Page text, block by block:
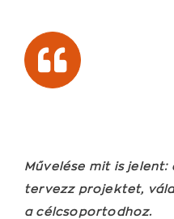
Művelése mit is
tervezz projektet,
a célcsoportodhoz.